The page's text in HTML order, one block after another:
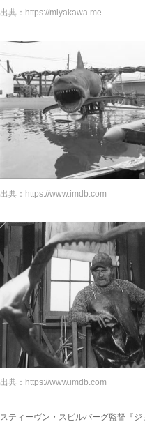
出典： https://miyakawa.me
出典： https://www.imdb.com
出典： https://www.imdb.com
スティーヴン・スピルバーグ監督『